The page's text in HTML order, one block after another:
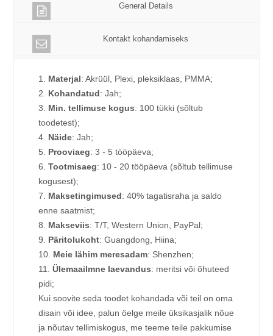
General Details
Kontakt kohandamiseks
1. Materjal: Akrüül, Plexi, pleksiklaas, PMMA;
2. Kohandatud: Jah;
3. Min. tellimuse kogus: 100 tükki (sõltub
toodetest);
4. Näide: Jah;
5.
Prooviaeg: 3 - 5 tööpäeva;
6.Tootmisaeg: 10 - 20 tööpäeva (sõltub tellimuse
kogusest);
7. Maksetingimused: 40% tagatisraha ja saldo
enne saatmist;
8. Makseviis: T/T, Western Union, PayPal;
9. Päritolukoht: Guangdong, Hiina;
10. Meie lähim meresadam: Shenzhen;
11.Ülemaailmne laevandus: meritsi või õhuteed
pidi;
Kui soovite seda toodet kohandada või teil on oma
disain või idee, palun öelge meile üksikasjalik nõue
ja nõutav tellimiskogus, me teeme teile pakkumise